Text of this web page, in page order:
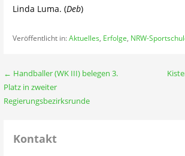
Linda Luma. (Deb)
Veröffentlicht in:Aktuelles, Erfolge, NRW-
Beitragsnavigation
← Handballer (WK III) belegen 3.
Platz in zweiter
Regierungsbezirksrunde
Kontakt